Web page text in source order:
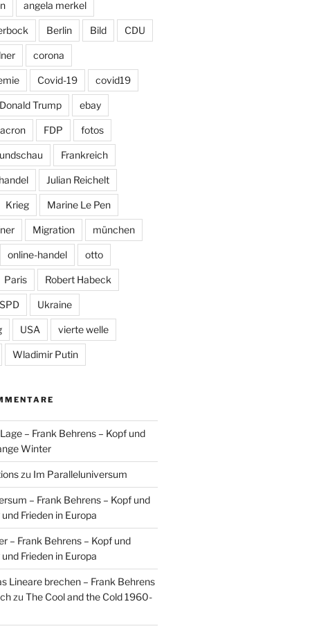
angela merkel
Berlin Bild CDU
corona
Covid-19 covid19
Donald Trump ebay
FDP fotos
Frankreich
handel Julian Reichelt
Krieg Marine Le Pen
Migration münchen
online-handel otto
Paris Robert Habeck
SPD Ukraine
USA vierte welle
Wladimir Putin
– Frank Behrens – Kopf und
Winter
zu Im Paralleluniversum
– Frank Behrens – Kopf und
Frieden in Europa
– Frank Behrens – Kopf und
Frieden in Europa
Lineare brechen – Frank Behrens
zu The Cool and the Cold 1960-